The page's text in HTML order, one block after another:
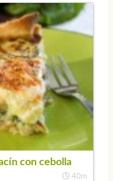
con cebolla
40m